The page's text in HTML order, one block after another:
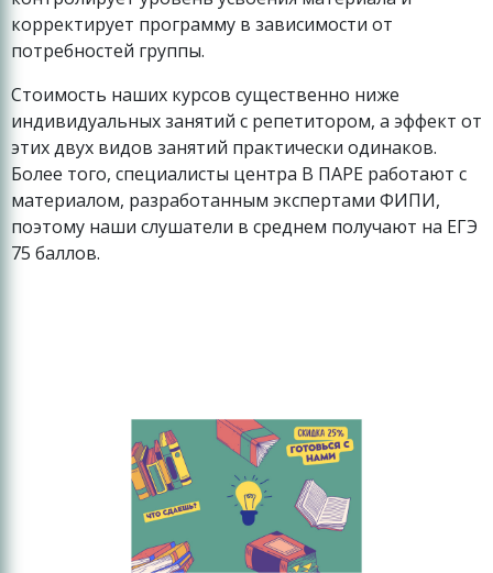
корректирует программу в зависимости от
потребностей группы.
Стоимость наших курсов существенно ниже
индивидуальных занятий с репетитором, а эффект от
этих двух видов занятий практически одинаков.
Более того, специалисты центра В ПАРЕ работают с
материалом, разработанным экспертами ФИПИ,
поэтому наши слушатели в среднем получают на ЕГЭ
75 баллов.